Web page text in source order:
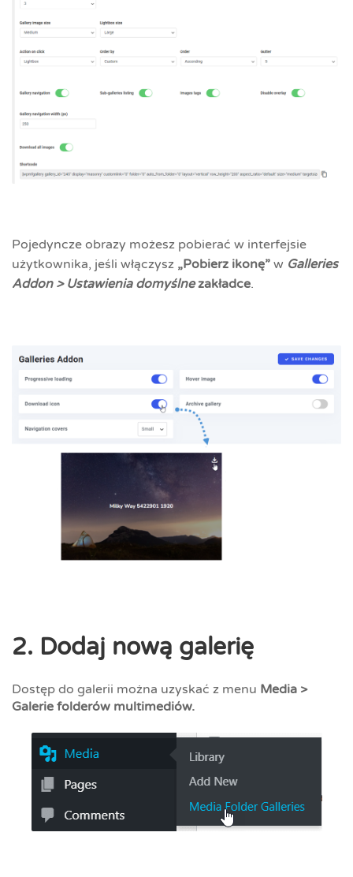
Pojedyncze obrazy możesz pobierać w interfejsie
użytkownika, jeśli włączysz „Pobierz ikonę” w Galleries
Addon > Ustawienia domyślnezakładce.
2. Dodaj nową galerię
Dostęp do galerii można uzyskać z menu Media >
Galerie folderów multimediów.